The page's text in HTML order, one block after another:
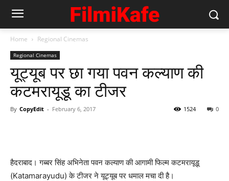
Home Regional Cinemas
Regional Cinemas
यूट्यूब पर छा गया पवन कल्‍याण की
कटमरायूडू का टीजर
By CopyEdit - February 6, 2017 0
1524
हैदराबाद। गब्‍बर सिंह अभिनेता पवन कल्‍याण की आगामी फिल्‍म कटमरायूडू
(Katamarayudu) के टीजर ने यूट्यूब पर धमाल मचा दी है।